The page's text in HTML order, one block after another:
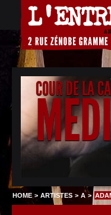
COUR DE LA
HOME > ARTISTES > A >